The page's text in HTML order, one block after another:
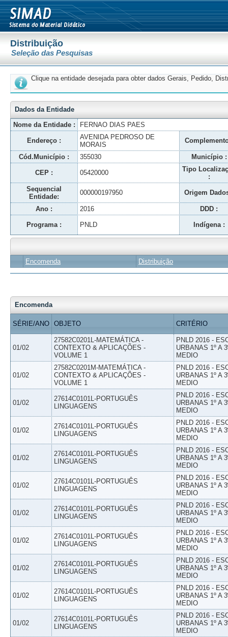
Distribuição
Seleção das Pesquisas
Clique na entidade desejada para obter dados Gerais, Pedido,
Dados da Entidade
Nome da Entidade :
FERNAO DIAS PAES
Endereço :
AVENIDA PEDROSO DE
MORAIS
Cód.Município : 355030 Município :
CEP : 05420000
Tipo
:
Sequencial
Entidade:
000000197950 Origem
Ano : 2016 DDD :
Programa : PNLD Indígena :
Encomenda Distribuição
Encomenda
SÉRIE/ANO OBJETO CRITÉRIO
01/02
27582C0201L-MATEMÁTICA -
CONTEXTO & APLICAÇÕES -
VOLUME 1
PNLD 2016 -
URBANAS 1º A
MEDIO
01/02
27582C0201M-MATEMÁTICA -
CONTEXTO & APLICAÇÕES -
VOLUME 1
PNLD 2016 -
URBANAS 1º A
MEDIO
01/02
27614C0101L-PORTUGUÊS
LINGUAGENS
PNLD 2016 -
URBANAS 1º A
MEDIO
01/02
27614C0101L-PORTUGUÊS
LINGUAGENS
PNLD 2016 -
URBANAS 1º A
MEDIO
01/02
27614C0101L-PORTUGUÊS
LINGUAGENS
PNLD 2016 -
URBANAS 1º A
MEDIO
01/02
27614C0101L-PORTUGUÊS
LINGUAGENS
PNLD 2016 -
URBANAS 1º A
MEDIO
01/02
27614C0101L-PORTUGUÊS
LINGUAGENS
PNLD 2016 -
URBANAS 1º A
MEDIO
01/02
27614C0101L-PORTUGUÊS
LINGUAGENS
PNLD 2016 -
URBANAS 1º A
MEDIO
01/02
27614C0101L-PORTUGUÊS
LINGUAGENS
PNLD 2016 -
URBANAS 1º A
MEDIO
01/02
27614C0101L-PORTUGUÊS
LINGUAGENS
PNLD 2016 -
URBANAS 1º A
MEDIO
01/02
27614C0101L-PORTUGUÊS
LINGUAGENS
PNLD 2016 -
URBANAS 1º A
MEDIO